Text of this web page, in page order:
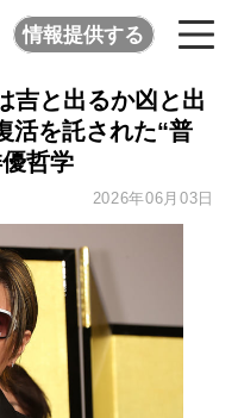
情報提供する
吉と出るか凶と出
活を託された“普
哲学
2026年06月03日